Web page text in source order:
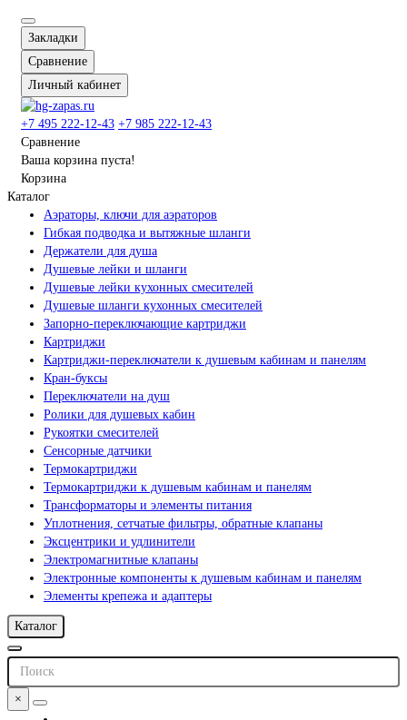
Закладки
Сравнение
Личный кабинет
+7 495 222-12-43 +7 985 222-12-43
Сравнение
Ваша корзина пуста!
Корзина
Каталог
Аэраторы, ключи для аэраторов
Гибкая подводка и вытяжные шланги
Держатели для душа
Душевые лейки и шланги
Душевые лейки кухонных смесителей
Душевые шланги кухонных смесителей
Запорно-переключающие картриджи
Картриджи
Картриджи-переключатели к душевым кабинам и панелям
Кран-буксы
Переключатели на душ
Ролики для душевых кабин
Рукоятки смесителей
Сенсорные датчики
Термокартриджи
Термокартриджи к душевым кабинам и панелям
Трансформаторы и элементы питания
Уплотнения, сетчатые фильтры, обратные клапаны
Эксцентрики и удлинители
Электромагнитные клапаны
Электронные компоненты к душевым кабинам и панелям
Элементы крепежа и адаптеры
Каталог
×